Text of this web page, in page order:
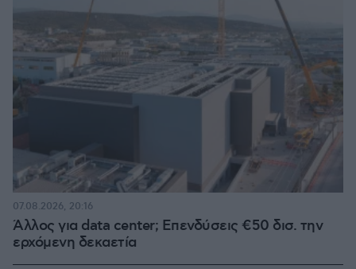
Άλλος για data center; Επενδύσεις €50 δισ. την
ερχόμενη δεκαετία
07.08.2026, 20:16